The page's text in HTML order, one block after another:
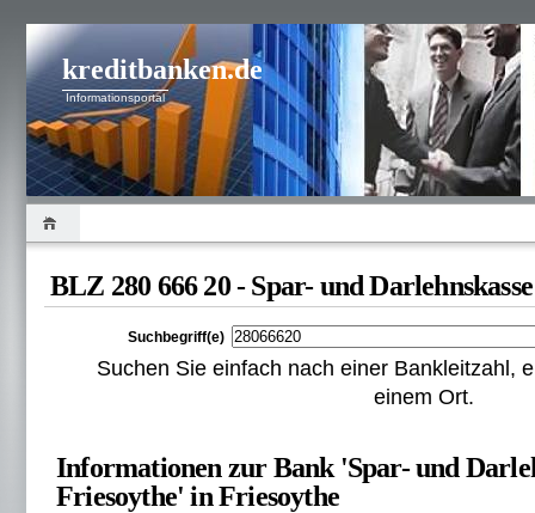
kreditbanken.de
Informationsportal
BLZ 280 666 20 - Spar- und
Suchbegriff(e)
Suchen Sie einfach nach einer Bankleitzahl,
einem Ort.
Informationen zur Bank 'Spar- und
Friesoythe' in Friesoythe